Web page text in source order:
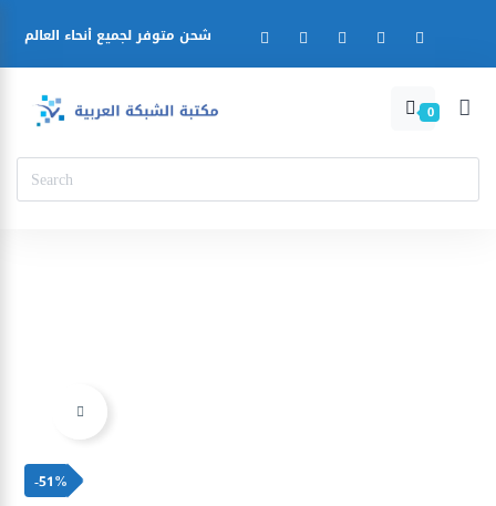
شحن متوفر لجميع أنحاء العالم
0
Ajouter à la liste d’envies
-51%